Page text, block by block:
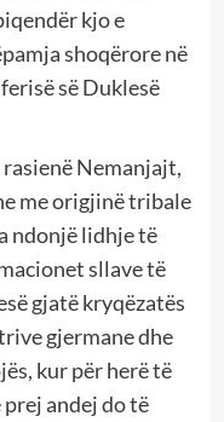
kjo e
shoqërore në
së Duklesë
Nemanjajt,
me origjinë tribale
ndonjë lidhje të
sllave të
gjatë kryqëzatës
gjermane dhe
kur për herë të
andej do të